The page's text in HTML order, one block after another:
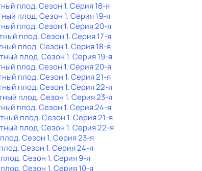
плод. Сезон 1. Серия 18-я
плод. Сезон 1. Серия 19-я
плод. Сезон 1. Серия 20-я
плод. Сезон 1. Серия 17-я
плод. Сезон 1. Серия 18-я
плод. Сезон 1. Серия 19-я
плод. Сезон 1. Серия 20-я
плод. Сезон 1. Серия 21-я
плод. Сезон 1. Серия 22-я
плод. Сезон 1. Серия 23-я
плод. Сезон 1. Серия 24-я
плод. Сезон 1. Серия 21-я
плод. Сезон 1. Серия 22-я
. Сезон 1. Серия 23-я
. Сезон 1. Серия 24-я
. Сезон 1. Серия 9-я
. Сезон 1. Серия 10-я